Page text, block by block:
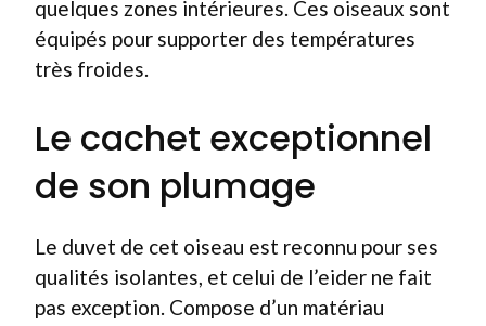
quelques zones intérieures. Ces oiseaux sont
équipés pour supporter des températures
très froides.
Le cachet exceptionnel
de son plumage
Le duvet de cet oiseau est reconnu pour ses
qualités isolantes, et celui de l’eider ne fait
pas exception. Compose d’un matériau